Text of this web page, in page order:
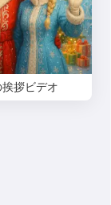
挨拶ビデオ